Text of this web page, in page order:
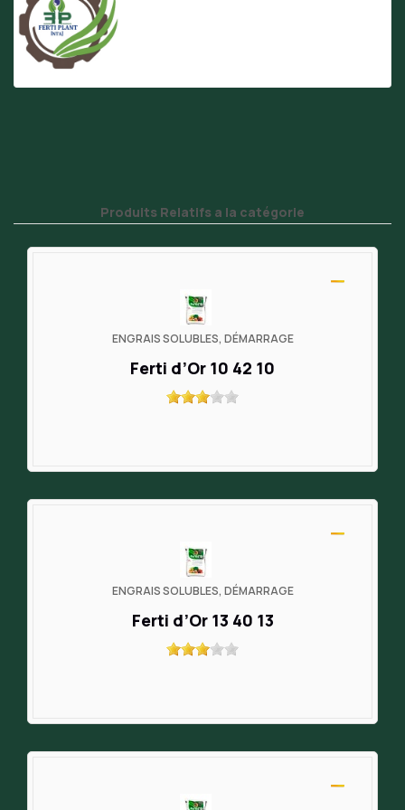
Produits Relatifs a la catégorie
ENGRAIS SOLUBLES, DÉMARRAGE
Ferti d’Or 10 42 10
ENGRAIS SOLUBLES, DÉMARRAGE
Ferti d’Or 13 40 13